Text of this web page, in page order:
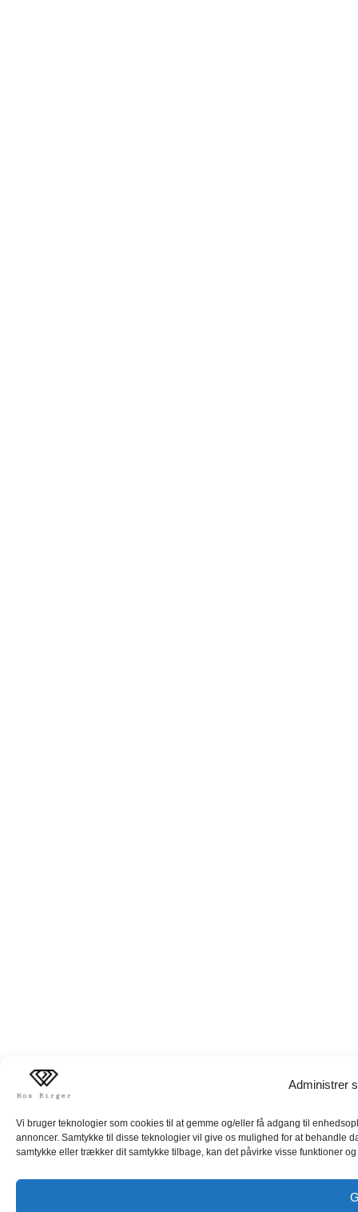
Administrer
Vi bruger teknologier som cookies til at gemme og/eller få adgang til
annoncer. Samtykke til disse teknologier vil give os mulighed for at behandle
samtykke eller trækker dit samtykke tilbage, kan det påvirke visse funktioner